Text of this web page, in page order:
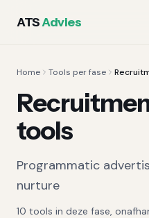
ATSAdvies
Home Tools per fase
tools
Programmatic
nurture
10 tools in deze fase,